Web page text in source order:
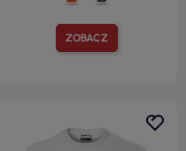
ZOBACZ